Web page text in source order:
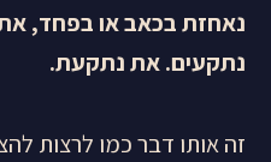
נאחזת בכאב או בפחד, את
נתקעים. את נתקעת.
זה אותו דבר כמו לרצות